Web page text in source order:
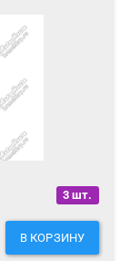
3 шт.
В КОРЗИНУ